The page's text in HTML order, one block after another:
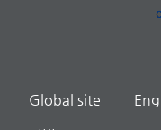
Global site